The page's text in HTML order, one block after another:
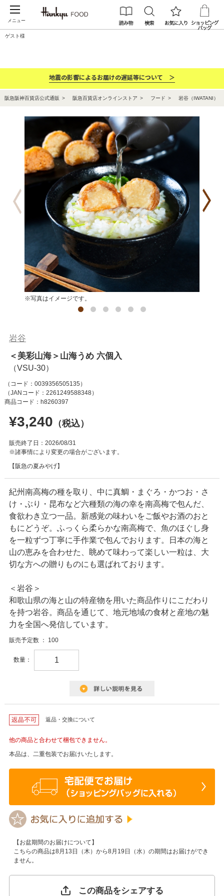
メニュー
ゲスト様
地震の影響によるお届けの遅延等について ＞
阪急阪神百貨店公式通販 阪急百貨店オンラインストア フード 岩谷（IWATANI）
※写真はイメージです。
岩谷
＜美彩山海＞山海うめ 六個入
（コード： 0039356505135 ）
（JANコード： 2261249588348）
商品コード：h8260397
¥3,240 （税込）
販売終了日：2026/08/31
※諸事情により変更の場合がございます。
【阪急の夏みやげ】
紀州南高梅の種を取り、中に真鯛・まぐろ・かつお・さ
け・ぶり・昆布など六種類の海の幸を南高梅で包んだ、
食欲わき立つ一品。新感覚の味わいをご飯やお酒のおと
もにどうぞ。ふっくら柔らかな南高梅で、魚のほぐし身
を一粒ずつ丁寧に手作業で包んでおります。日本の海と
山の恵みを合わせた、眺めて味わって楽しい一粒は、大
切な方への贈りものにも選ばれております。
＜岩谷＞
和歌山県の海と山の特産物を用いた商品作りにこだわり
を持つ岩谷。商品を通じて、地元地域の食材と産地の魅
力を全国へ発信しています。
販売予定数 ： 100
数量：
返品・交換について
他の商品と合わせて梱包できません。
本品は、二重包装でお届けいたします。
【お盆期間のお届けについて】
こちらの商品は8月13日（木）から8月19日（水）の期間はお届けができ
ません。
この商品をシェアする